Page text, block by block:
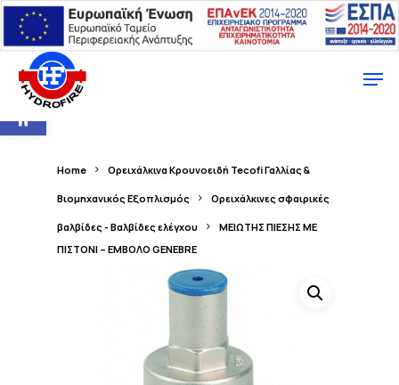
Ανοίξτε τη γραμμή εργαλείων
Home Ορειχάλκινα Κρουνοειδή Tecofi Γαλλίας &
Βιομηχανικός Εξοπλισμός Ορειχάλκινες σφαιρικές
βαλβίδες - Βαλβίδες ελέγχου
ΜΕΙΩΤΗΣ ΠΙΕΣΗΣ ΜΕ
ΠΙΣΤΟΝΙ – ΕΜΒΟΛΟ GENEBRE